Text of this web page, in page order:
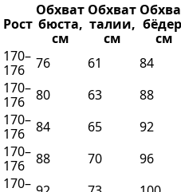
Рост
Обхват
бюста,
см
Обхват
талии,
см
см
170–
176
76 61
84
170–
176
80 63
88
170–
176
84 65
92
170–
176
88 70
96
170–